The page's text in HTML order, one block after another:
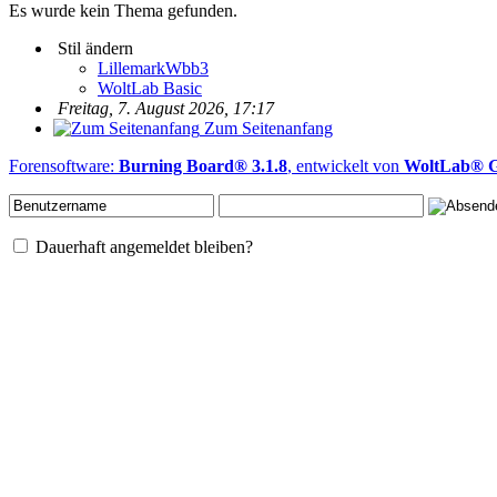
Es wurde kein Thema gefunden.
Stil ändern
LillemarkWbb3
WoltLab Basic
Freitag, 7. August 2026, 17:17
Zum Seitenanfang
Forensoftware: Burning Board® 3.1.8, entwickelt von WoltLab®
Dauerhaft angemeldet bleiben?